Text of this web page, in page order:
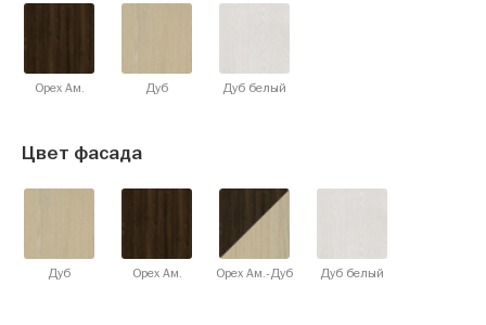
Орех Ам. Дуб Дуб белый
Цвет фасада
Дуб Орех Ам. Орех Ам.-Дуб Дуб белый